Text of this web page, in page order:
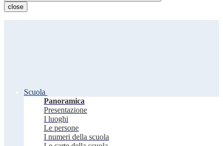
close
Scuola
Panoramica
Presentazione
I luoghi
Le persone
I numeri della scuola